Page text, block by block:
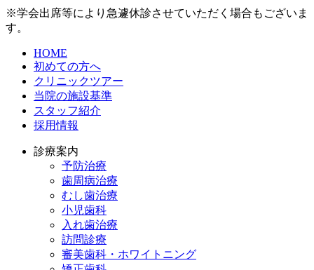
※学会出席等により急遽休診させていただく場合もございま
す。
HOME
初めての方へ
クリニックツアー
当院の施設基準
スタッフ紹介
採用情報
診療案内
予防治療
歯周病治療
むし歯治療
小児歯科
入れ歯治療
訪問診療
審美歯科・ホワイトニング